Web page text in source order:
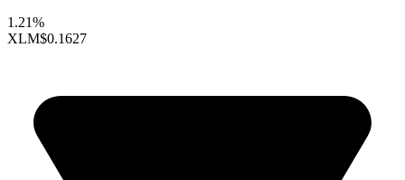
1.21%
XLM$0.1627